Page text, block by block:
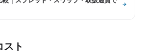
ト